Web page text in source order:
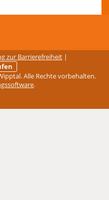
zur Barrierefreiheit |
Alle Rechte vorbehalten.
.